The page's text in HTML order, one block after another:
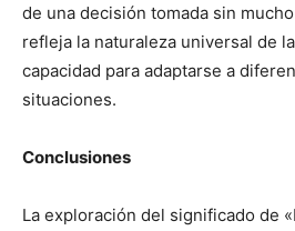
de una decisión tomada sin
refleja la naturaleza universal de
capacidad para adaptarse a
situaciones.
Conclusiones
La exploración del significado de